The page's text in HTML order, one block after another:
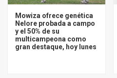
Mowiza ofrece genética
Nelore probada a campo
y el 50% de su
multicampeona como
gran destaque, hoy lunes